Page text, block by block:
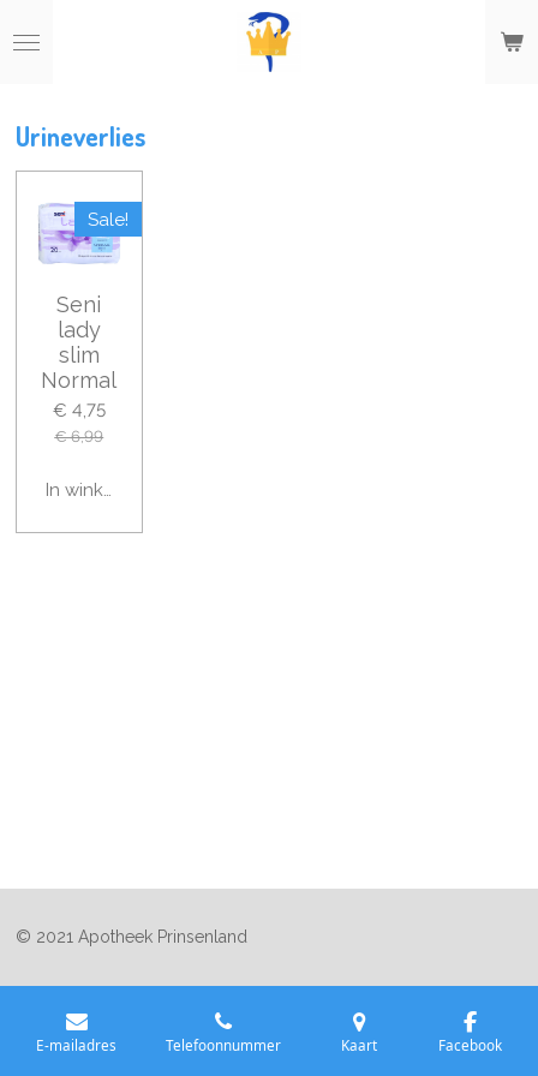
direct
hoofdinhoud
Urineverlies
Sale!
Seni
lady
slim
Normal
€ 4,75
€ 6,99
In winkelwagen
© 2021 Apotheek Prinsenland
E-mailadres Telefoonnummer Kaart Facebook